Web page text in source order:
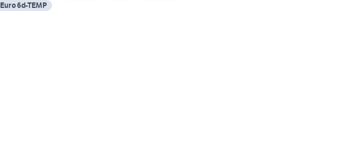
Euro 6d-TEMP